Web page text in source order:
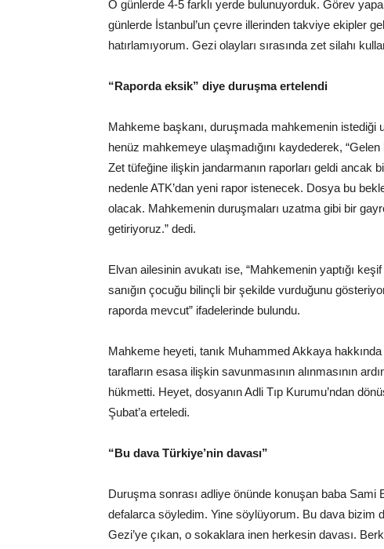
O günlerde 4-5 farklı yerde bulunuyorduk. Görev
günlerde İstanbul’un çevre illerinden takviye ekipler
hatırlamıyorum. Gezi olayları sırasında zet silahı
“Raporda eksik” diye duruşma ertelendi
Mahkeme başkanı, duruşmada mahkemenin istediği
henüz mahkemeye ulaşmadığını kaydederek,
Zet tüfeğine ilişkin jandarmanın raporları geldi
nedenle ATK’dan yeni rapor istenecek. Dosya bu
olacak. Mahkemenin duruşmaları uzatma gibi bir
getiriyoruz.” dedi.
Elvan ailesinin avukatı ise, “Mahkemenin yaptığı
sanığın çocuğu bilinçli bir şekilde vurduğunu
raporda mevcut” ifadelerinde bulundu.
Mahkeme heyeti, tanık Muhammed Akkaya
tarafların esasa ilişkin savunmasının alınmasının
hükmetti. Heyet, dosyanın Adli Tıp Kurumu’ndan
Şubat’a erteledi.
“Bu dava Türkiye’nin davası”
Duruşma sonrası adliye önünde konuşan baba Sami
defalarca söyledim. Yine söylüyorum. Bu dava bizim
Gezi’ye çıkan, o sokaklara inen herkesin davası.